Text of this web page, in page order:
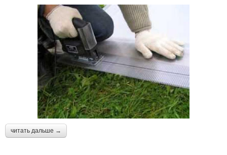
читать дальше →